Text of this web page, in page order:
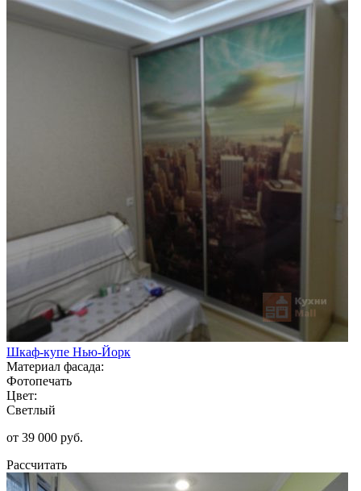
Шкаф-купе Нью-Йорк
Материал фасада:
Фотопечать
Цвет:
Светлый
от 39 000 руб.
Рассчитать